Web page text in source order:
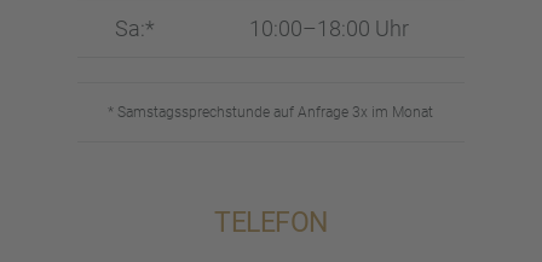
Sa:* 10:00–18:00 Uhr
* Samstags­sprech­stunde auf Anfrage 3x im Monat
TELEFON